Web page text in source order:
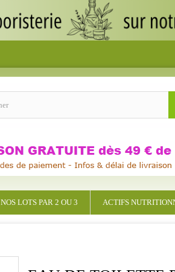
NOS LOTS PAR 2 OU 3 ACTIFS